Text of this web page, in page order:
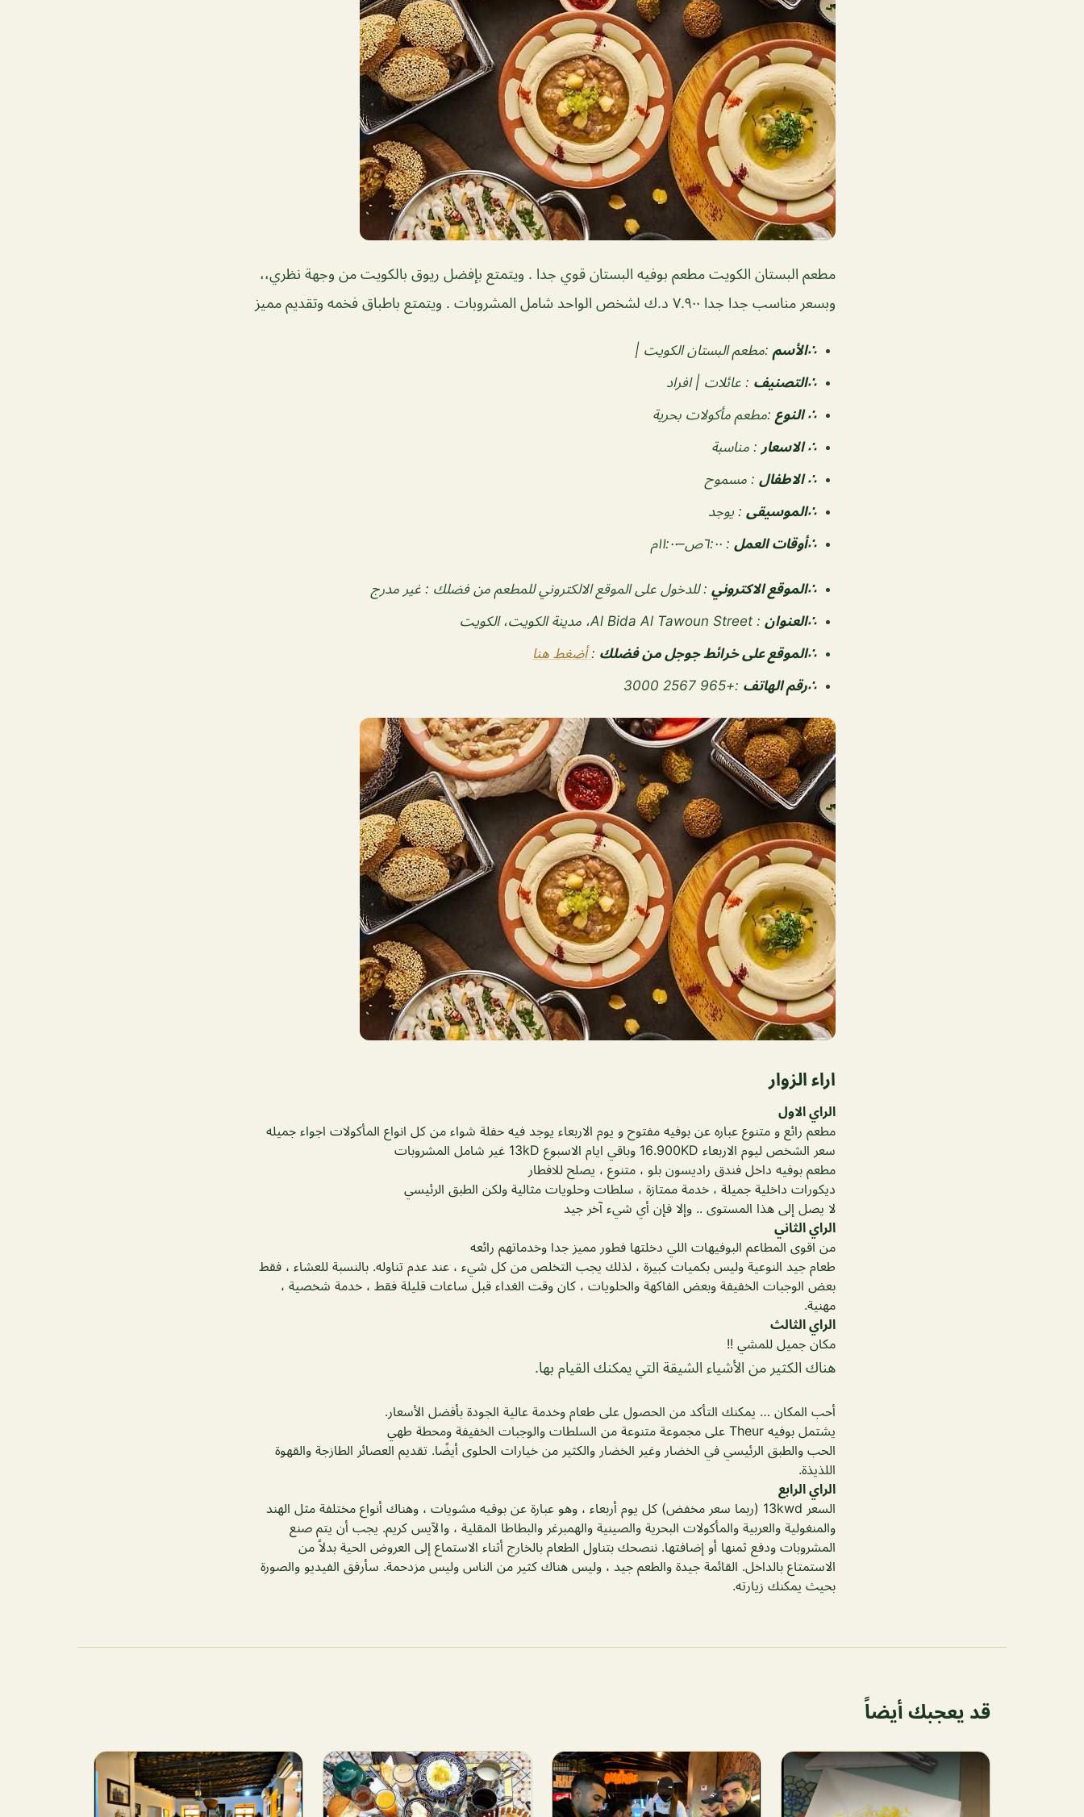
مطعم البستان الكويت مطعم بوفيه البستان قوي جدا . ويتمتع بإفضل ريوق بالكويت من وجهة نظري،،
وبسعر مناسب جدا جدا ٧.٩٠٠ د.ك لشخص الواحد شامل المشروبات . ويتمتع باطباق فخمه وتقديم مميز
∴الأسم :مطعم البستان الكويت |
∴التصنيف : عائلات | افراد
∴ النوع :مطعم مأكولات بحرية
∴ الاسعار : مناسبة
∴ الاطفال : مسموح
∴الموسيقى : يوجد
‏∴أوقات العمل : ٦:٠٠ص–١١:٠٠م
∴الموقع الاكتروني : للدخول على الموقع الالكتروني للمطعم من فضلك : غير مدرج
∴العنوان : Al Bida Al Tawoun Street، مدينة الكويت، الكويت
∴الموقع على خرائط جوجل من فضلك :أضغط هنا
∴رقم الهاتف :
+965 2567 3000
اراء الزوار
الراي الاول
مطعم رائع و متنوع عباره عن بوفيه مفتوح و يوم الاربعاء يوجد فيه حفلة شواء من كل انواع المأكولات اجواء جميله
سعر الشخص ليوم الاربعاء 16.900KD وباقي ايام الاسبوع 13kD غير شامل المشروبات
مطعم بوفيه داخل فندق راديسون بلو ، متنوع ، يصلح للافطار
ديكورات داخلية جميلة ، خدمة ممتازة ، سلطات وحلويات مثالية ولكن الطبق الرئيسي
لا يصل إلى هذا المستوى .. وإلا فإن أي شيء آخر جيد
الراي الثاني
من اقوى المطاعم البوفيهات اللي دخلتها فطور مميز جدا وخدماتهم رائعه
طعام جيد النوعية وليس بكميات كبيرة ، لذلك يجب التخلص من كل شيء ، عند عدم تناوله. بالنسبة للعشاء ، فقط
بعض الوجبات الخفيفة وبعض الفاكهة والحلويات ، كان وقت الغداء قبل ساعات قليلة فقط ، خدمة شخصية ،
مهنية.
الراي الثالث
مكان جميل للمشي !!
هناك الكثير من الأشياء الشيقة التي يمكنك القيام بها.
أحب المكان … يمكنك التأكد من الحصول على طعام وخدمة عالية الجودة بأفضل الأسعار.
يشتمل بوفيه Theur على مجموعة متنوعة من السلطات والوجبات الخفيفة ومحطة طهي
الحب والطبق الرئيسي في الخضار وغير الخضار والكثير من خيارات الحلوى أيضًا. تقديم العصائر الطازجة والقهوة
اللذيذة.
الراي الرابع
السعر 13kwd (ربما سعر مخفض) كل يوم أربعاء ، وهو عبارة عن بوفيه مشويات ، وهناك أنواع مختلفة مثل الهند
والمنغولية والعربية والمأكولات البحرية والصينية والهمبرغر والبطاطا المقلية ، والآيس كريم. يجب أن يتم صنع
المشروبات ودفع ثمنها أو إضافتها. ننصحك بتناول الطعام بالخارج أثناء الاستماع إلى العروض الحية بدلاً من
الاستمتاع بالداخل. القائمة جيدة والطعم جيد ، وليس هناك كثير من الناس وليس مزدحمة. سأرفق الفيديو والصورة
بحيث يمكنك زيارته.
قد يعجبك أيضاً